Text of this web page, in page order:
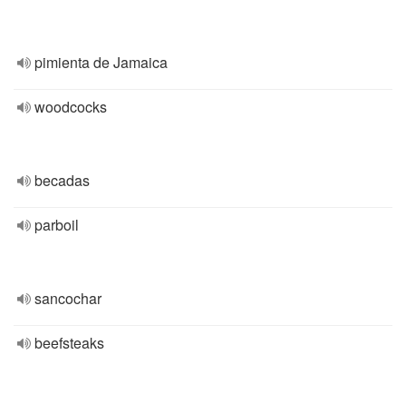
pimienta de Jamaica
woodcocks
becadas
parboil
sancochar
beefsteaks